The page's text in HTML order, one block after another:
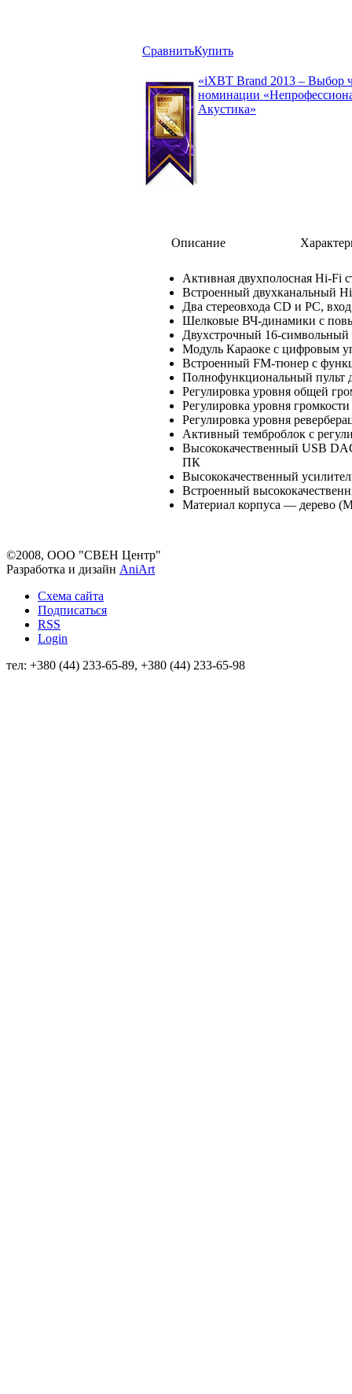
СравнитьКупить
«iXBT Brand 2013 – Выбор
номинации
Акустика»
Описание
Активная двухполосная Hi-Fi
Встроенный двухканальный
Два стереовхода CD и PC,
Шелковые ВЧ-динамики с
Двухстрочный 16-
Модуль Караоке с цифровым
Встроенный FM-тюнер с
Полнофункциональный пульт
Регулировка уровня общей
Регулировка уровня
Регулировка уровня
Активный темброблок с
Высококачественный USB
ПК
Высококачественный
Встроенный
Материал корпуса — дерево
©2008, ООО "СВЕН Центр"
Разработка и дизайн AniArt
Схема сайта
Подписаться
RSS
Login
тел: +380 (44) 233-65-89, +380 (44) 233-65-98